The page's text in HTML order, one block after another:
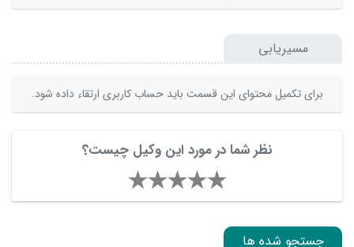
مسیریابی
برای تکمیل محتوای این قسمت باید حساب کاربری ارتقاء داده شود.
نظر شما در مورد این وکیل چیست؟
جستجو شده ها